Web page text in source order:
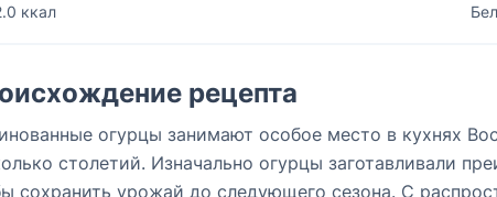
ккал
рецепта
огурцы занимают особое место в кухнях
столетий. Изначально огурцы заготавливали
сохранить урожай до следующего сезона. С